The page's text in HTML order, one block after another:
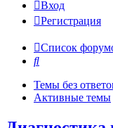
Вход
Регистрация
Список
Поиск
Темы без
Активные темы